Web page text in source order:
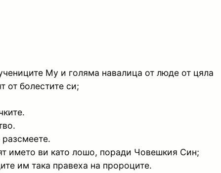
Му и голяма навалица от люде от цяла
от болестите си;
името ви като лошо, поради Човешкия Син;
им така правеха на пророците.